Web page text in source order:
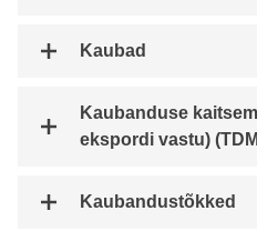
Kaubad
Kaubanduse
ekspordi vastu)
Kaubandustõkked